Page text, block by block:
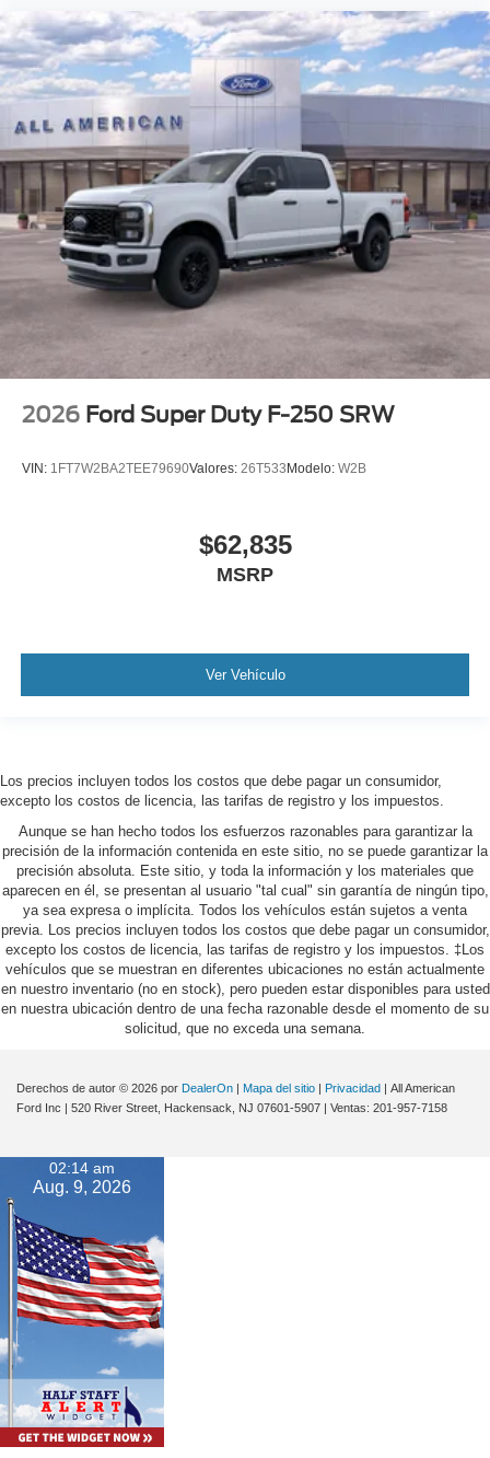
2026 Ford Super Duty F-250 SRW
VIN: 1FT7W2BA2TEE79690Valores: 26T533 Modelo: W2B
$62,835
MSRP
Ver Vehículo
Los precios incluyen todos los costos que debe pagar un consumidor,
excepto los costos de licencia, las tarifas de registro y los impuestos.
Aunque se han hecho todos los esfuerzos razonables para garantizar la
precisión de la información contenida en este sitio, no se puede garantizar la
precisión absoluta. Este sitio, y toda la información y los materiales que
aparecen en él, se presentan al usuario "tal cual" sin garantía de ningún tipo,
ya sea expresa o implícita. Todos los vehículos están sujetos a venta
previa. Los precios incluyen todos los costos que debe pagar un consumidor,
excepto los costos de licencia, las tarifas de registro y los impuestos. ‡Los
vehículos que se muestran en diferentes ubicaciones no están actualmente
en nuestro inventario (no en stock), pero pueden estar disponibles para usted
en nuestra ubicación dentro de una fecha razonable desde el momento de su
solicitud, que no exceda una semana.
Derechos de autor © 2026 por DealerOn | Mapa del sitio | Privacidad | All American
Ford Inc | 520 River Street, Hackensack, NJ 07601-5907 | Ventas: 201-957-7158
02:14 am
Aug. 9, 2026